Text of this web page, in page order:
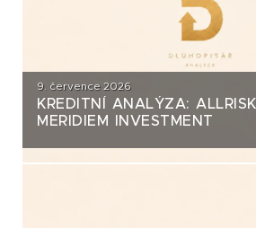
9. července 2026
KREDITNÍ ANALÝZA: ALLRISK
MERIDIEM INVESTMENT